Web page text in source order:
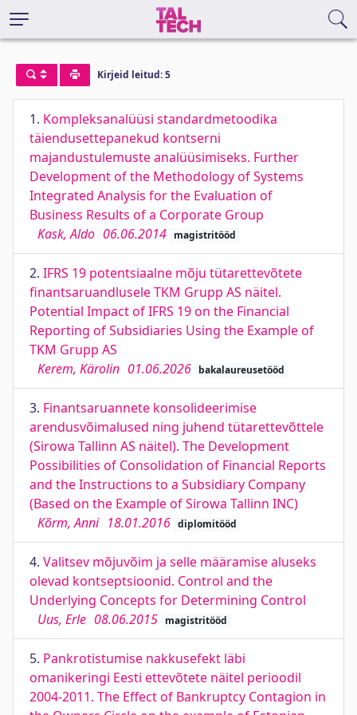
Kirjeid leitud: 5
1. Kompleksanalüüsi standardmetoodika
täiendusettepanekud kontserni
majandustulemuste analüüsimiseks. Further
Development of the Methodology of Systems
Integrated Analysis for the Evaluation of
Business Results of a Corporate Group
Kask, Aldo 06.06.2014 magistritööd
2. IFRS 19 potentsiaalne mõju tütarettevõtete
finantsaruandlusele TKM Grupp AS näitel.
Potential Impact of IFRS 19 on the Financial
Reporting of Subsidiaries Using the Example of
TKM Grupp AS
Kerem, Kärolin 01.06.2026 bakalaureusetööd
3. Finantsaruannete konsolideerimise
arendusvõimalused ning juhend tütarettevõttele
(Sirowa Tallinn AS näitel). The Development
Possibilities of Consolidation of Financial Reports
and the Instructions to a Subsidiary Company
(Based on the Example of Sirowa Tallinn INC)
Kõrm, Anni 18.01.2016 diplomitööd
4. Valitsev mõjuvõim ja selle määramise aluseks
olevad kontseptsioonid. Control and the
Underlying Concepts for Determining Control
Uus, Erle 08.06.2015 magistritööd
5. Pankrotistumise nakkusefekt läbi
omanikeringi Eesti ettevõtete näitel perioodil
2004-2011. The Effect of Bankruptcy Contagion in